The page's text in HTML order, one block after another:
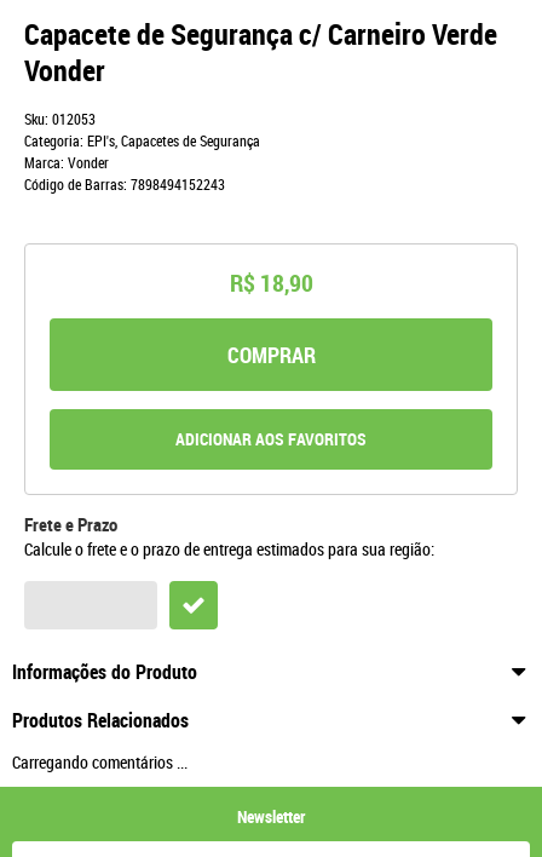
Capacete de Segurança c/ Carneiro Verde
Vonder
Sku: 012053
Categoria: EPI's,Capacetes de Segurança
Marca: Vonder
Código de Barras: 7898494152243
R$ 18,90
COMPRAR
ADICIONAR AOS FAVORITOS
Frete e Prazo
Calcule o frete e o prazo de entrega estimados para sua região:
Informações do Produto
Produtos Relacionados
Carregando comentários ...
Newsletter